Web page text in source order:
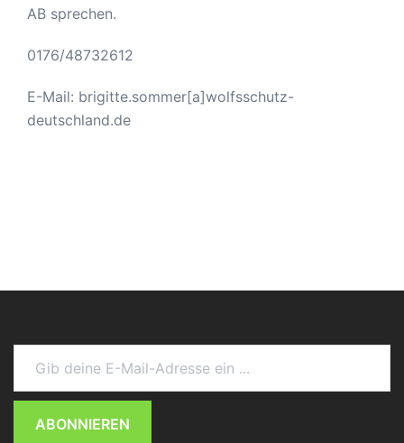
AB sprechen.
0176/48732612
E-Mail: brigitte.sommer[a]wolfsschutz-
deutschland.de
Gib deine E-Mail-Adresse ein ...
ABONNIEREN